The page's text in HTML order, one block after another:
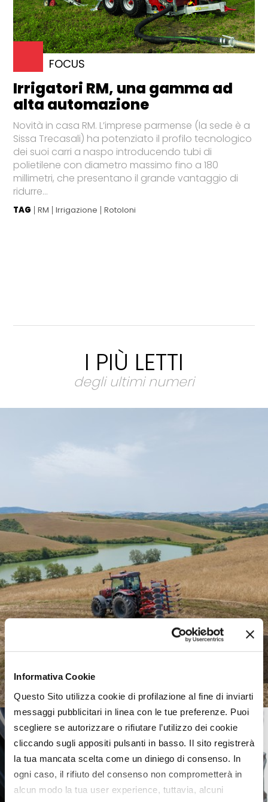
Informativa Cookie
Questo Sito utilizza cookie di profilazione al fine di inviarti
messaggi pubblicitari in linea con le tue preferenze. Puoi
scegliere se autorizzare o rifiutare l’utilizzo dei cookie
cliccando sugli appositi pulsanti in basso. Il sito registrerà
la tua mancata scelta come un diniego di consenso. In
ogni caso, il rifiuto del consenso non comprometterà in
alcun modo la tua user experience, tuttavia, alcuni
FOCUS
Irrigatori RM, una gamma ad
alta automazione
Novità in casa RM. L’imprese parmense (la sede è a
Sissa Trecasali) ha potenziato il profilo tecnologico
dei suoi carri a naspo introducendo tubi di
polietilene con diametro massimo fino a 180
millimetri, che presentano il grande vantaggio di
ridurre...
TAG RM Irrigazione Rotoloni
I PIÙ LETTI
degli ultimi numeri
Meccanica agricola, uno